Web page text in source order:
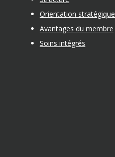
Orientation stratégique
Avantages du membre
Soins intégrés